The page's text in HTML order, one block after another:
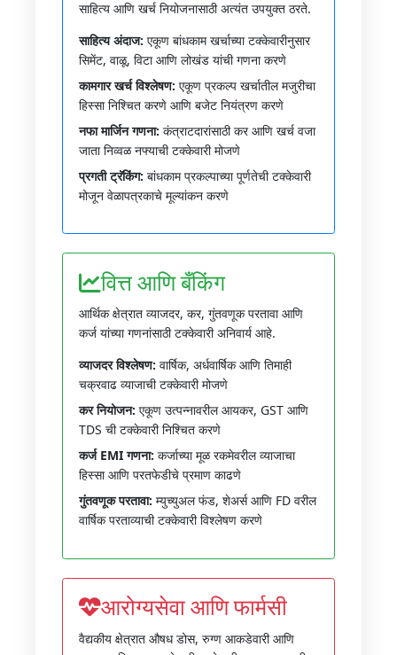
साहित्य आणि खर्च नियोजनासाठी अत्यंत उपयुक्त ठरते.
साहित्य अंदाज: एकूण बांधकाम खर्चाच्या टक्केवारीनुसार
सिमेंट, वाळू, विटा आणि लोखंड यांची गणना करणे
कामगार खर्च विश्लेषण: एकूण प्रकल्प खर्चातील मजुरीचा
हिस्सा निश्चित करणे आणि बजेट नियंत्रण करणे
नफा मार्जिन गणना: कंत्राटदारांसाठी कर आणि खर्च वजा
जाता निव्वळ नफ्याची टक्केवारी मोजणे
प्रगती ट्रॅकिंग: बांधकाम प्रकल्पाच्या पूर्णतेची टक्केवारी
मोजून वेळापत्रकाचे मूल्यांकन करणे
वित्त आणि बँकिंग
आर्थिक क्षेत्रात व्याजदर, कर, गुंतवणूक परतावा आणि
कर्ज यांच्या गणनांसाठी टक्केवारी अनिवार्य आहे.
व्याजदर विश्लेषण: वार्षिक, अर्धवार्षिक आणि तिमाही
चक्रवाढ व्याजाची टक्केवारी मोजणे
कर नियोजन: एकूण उत्पन्नावरील आयकर, GST आणि
TDS ची टक्केवारी निश्चित करणे
कर्ज EMI गणना: कर्जाच्या मूळ रकमेवरील व्याजाचा
हिस्सा आणि परतफेडीचे प्रमाण काढणे
गुंतवणूक परतावा: म्युच्युअल फंड, शेअर्स आणि FD वरील
वार्षिक परताव्याची टक्केवारी विश्लेषण करणे
आरोग्यसेवा आणि फार्मसी
वैद्यकीय क्षेत्रात औषध डोस, रुग्ण आकडेवारी आणि